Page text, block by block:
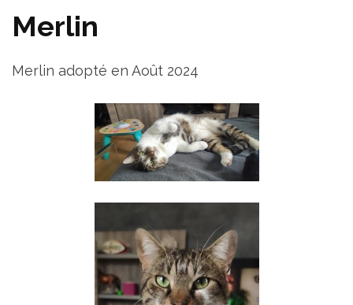
Merlin
Merlin adopté en Août 2024